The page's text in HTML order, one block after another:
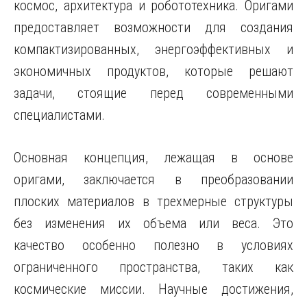
космос, архитектура и робототехника. Оригами
предоставляет возможности для создания
компактизированных, энергоэффективных и
экономичных продуктов, которые решают
задачи, стоящие перед современными
специалистами.
Основная концепция, лежащая в основе
оригами, заключается в преобразовании
плоских материалов в трехмерные структуры
без изменения их объема или веса. Это
качество особенно полезно в условиях
ограниченного пространства, таких как
космические миссии. Научные достижения,